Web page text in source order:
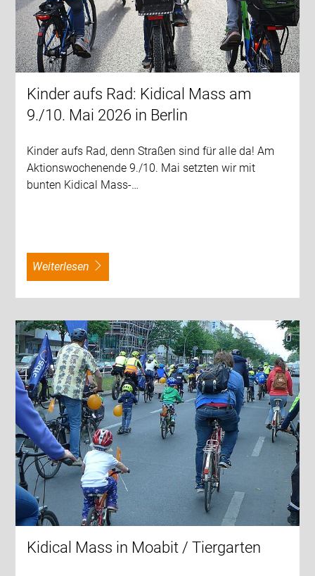
Kinder aufs Rad: Kidical Mass am
9./10. Mai 2026 in Berlin
Kinder aufs Rad, denn Straßen sind für alle da! Am
Aktionswochenende 9./10. Mai setzten wir mit
bunten Kidical Mass-…
weiterlesen
Kidical Mass in Moabit / Tiergarten